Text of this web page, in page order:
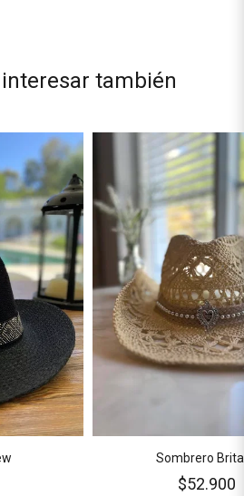
también
Sombrero
$52.900